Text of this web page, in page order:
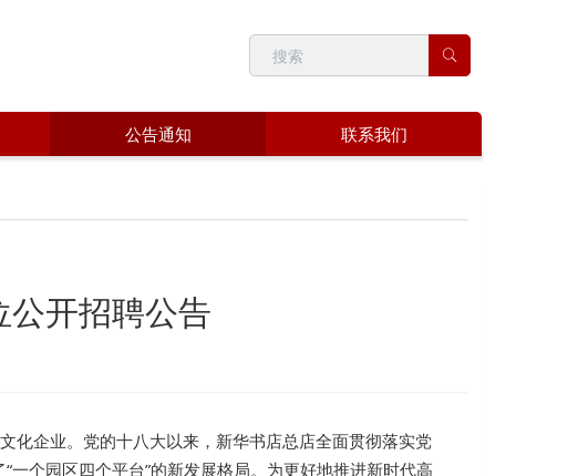
公告通知 联系我们
开招聘公告
化企业。党的十八大以来，新华书店总店全面贯彻落实党
个园区四个平台”的新发展格局。为更好地推进新时代高